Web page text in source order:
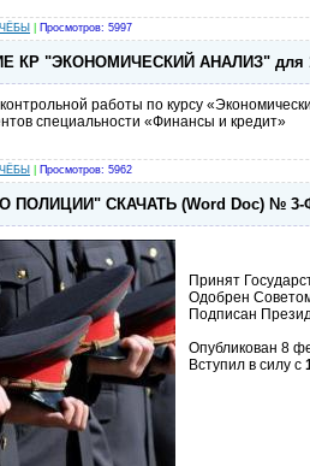
Просмотров: 5997
КР "ЭКОНОМИЧЕСКИЙ АНАЛИЗ" для
работы по курсу
специальности «Финансы и кредит»
Просмотров: 5962
ПОЛИЦИИ" СКАЧАТЬ (Word Doc) № 3-
Принят
Одобрен
Подписан
Опубликован 8
Вступил в силу с